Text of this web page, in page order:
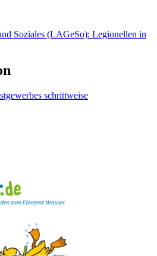
Soziales (LAGeSo): Legionellen in
schrittweise